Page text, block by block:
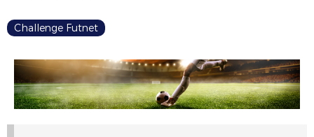
Challenge Futnet